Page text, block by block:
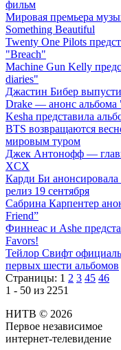
фильм
Мировая премьера
Something Beautiful
Twenty One Pilots
"Breach"
Machine Gun Kelly
diaries"
Джастин Бибер
Drake — анонс
Kesha представила
BTS возвращаются
мировым туром
Джек Антонофф —
XCX
Карди Би
релиз 19 сентября
Сабрина Карпентер
Friend”
Финнеас и Ashe
Favors!
Тейлор Свифт
первых шести альбомов
Страницы: 1 2 3 45 46
1 - 50 из 2251
НИТВ © 2026
Первое независимое
интернет-телевидение